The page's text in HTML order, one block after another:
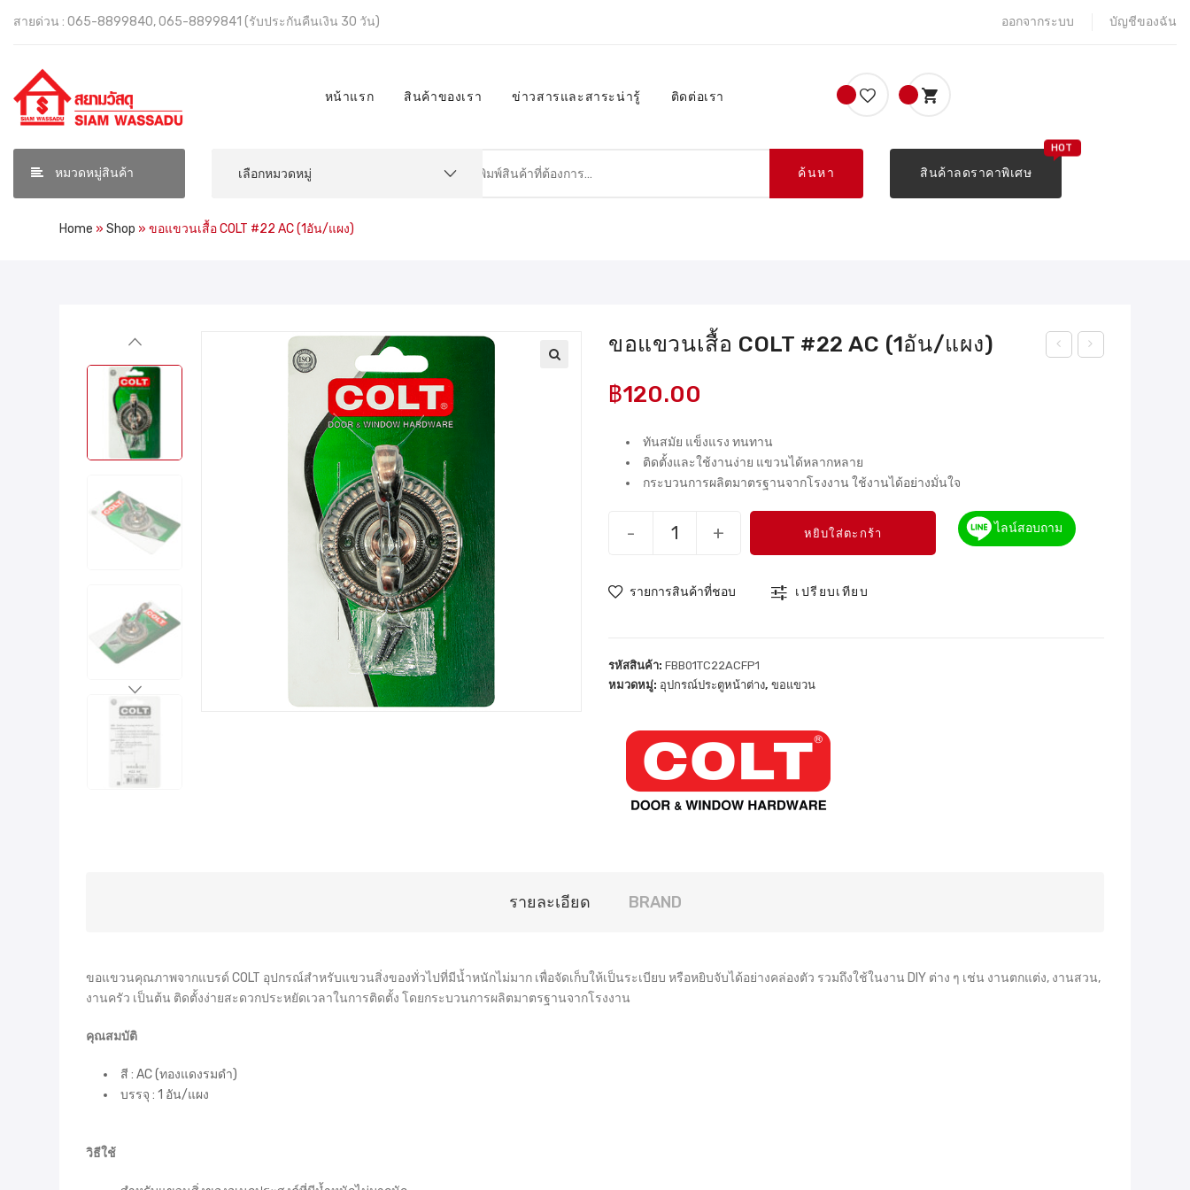
ออกจากระบบ บัญชีของฉัน
สายด่วน : 065-8899840, 065-8899841 (รับประกันคืนเงิน 30 วัน)
หน้าแรก สินค้าของเรา ข่าวสารและสาระน่ารู้ ติดต่อเรา
หมวดหมู่สินค้า ค้นหา สินค้าลดราคาพิเศษ
Home »Shop »ขอแขวนเสื้อ COLT #22 AC (1อัน/แผง)
ขอแขวนเสื้อ COLT #22 AC (1อัน/แผง)
฿120.00
ทันสมัย แข็งแรง ทนทาน
ติดตั้งและใช้งานง่าย แขวนได้หลากหลาย
กระบวนการผลิตมาตรฐานจากโรงงาน ใช้งานได้อย่างมั่นใจ
- + หยิบใส่ตะกร้า ไลน์สอบถาม
รายการสินค้าที่ชอบ เปรียบเทียบ
รหัสสินค้า: FBB01TC22ACFP1
หมวดหมู่: อุปกรณ์ประตูหน้าต่าง, ขอแขวน
รายละเอียด BRAND
ขอแขวนคุณภาพจากแบรด์ COLT อุปกรณ์สำหรับแขวนสิ่งของทั่วไปที่มีน้ำหนักไม่มาก เพื่อจัดเก็บให้เป็นระเบียบ หรือหยิบจับได้อย่างคล่องตัว รวมถึงใช้ในงาน DIY ต่าง ๆ เช่น งานตกแต่ง, งานสวน,
งานครัว เป็นต้น ติดตั้งง่ายสะดวกประหยัดเวลาในการติดตั้ง โดยกระบวนการผลิตมาตรฐานจากโรงงาน
คุณสมบัติ
สี : AC (ทองแดงรมดำ)
บรรจุ : 1 อัน/แผง
วิธีใช้